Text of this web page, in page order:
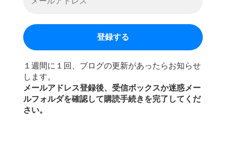
１週間に１回、ブログの更新があったらお知らせ
します。
メールアドレス登録後、受信ボックスか迷惑メー
ルフォルダを確認して購読手続きを完了してくだ
さい。